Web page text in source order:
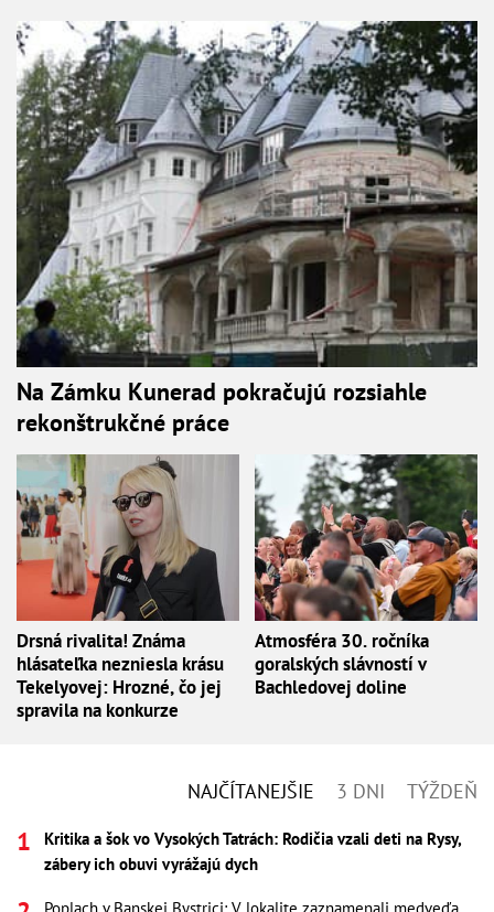
Na Zámku Kunerad pokračujú rozsiahle
rekonštrukčné práce
Drsná rivalita! Známa
hlásateľka nezniesla krásu
Tekelyovej: Hrozné, čo jej
spravila na konkurze
Atmosféra 30. ročníka
goralských slávností v
Bachledovej doline
NAJČÍTANEJŠIE 3 DNI TÝŽDEŇ
Kritika a šok vo Vysokých Tatrách: Rodičia vzali deti na Rysy,
zábery ich obuvi vyrážajú dych